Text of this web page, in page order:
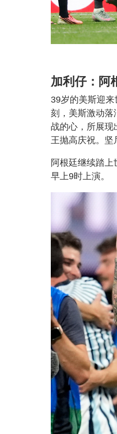
加利仔：阿
39岁的美斯迎
刻，美斯激动落
战的心，所展现
王抛高庆祝。坚
阿根廷继续踏
早上9时上演。